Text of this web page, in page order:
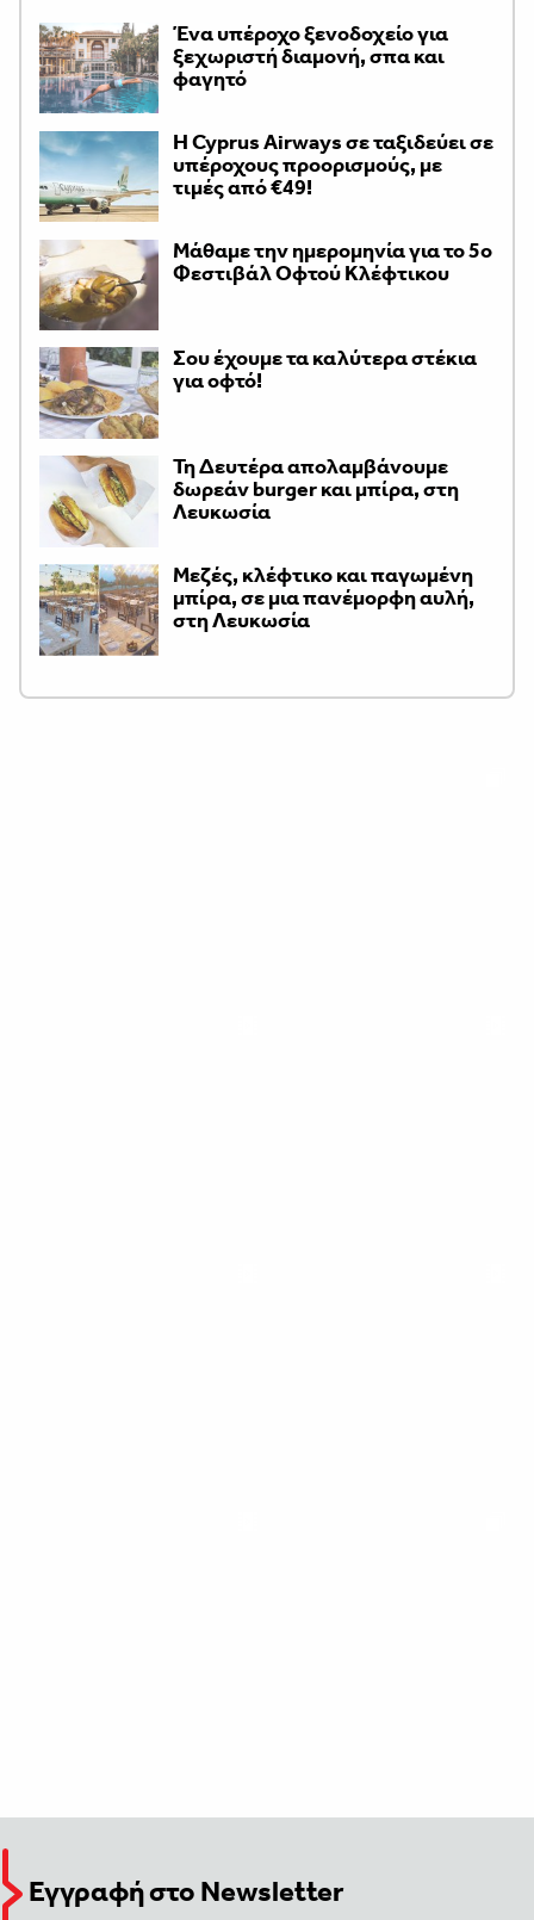
Ένα υπέροχο ξενοδοχείο για
ξεχωριστή διαμονή, σπα και
φαγητό
H Cyprus Airways σε ταξιδεύει σε
υπέροχους προορισμούς, με
τιμές από €49!
Μάθαμε την ημερομηνία για το 5ο
Φεστιβάλ Οφτού Κλέφτικου
Σου έχουμε τα καλύτερα στέκια
για οφτό!
Τη Δευτέρα απολαμβάνουμε
δωρεάν burger και μπίρα, στη
Λευκωσία
Μεζές, κλέφτικο και παγωμένη
μπίρα, σε μια πανέμορφη αυλή,
στη Λευκωσία
Εγγραφή στο Newsletter